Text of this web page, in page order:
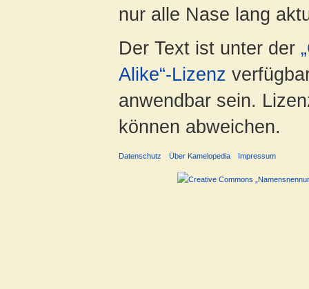
nur alle Nase lang
Der Text ist unter der
Alike“-Lizenz
anwendbar sein.
können abweichen.
Datenschutz Über Kamelopedia Impressum